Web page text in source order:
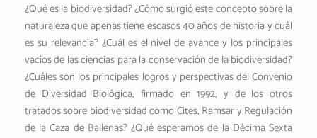
¿Qué es la biodiversidad? ¿Cómo surgió este concepto sobre la
naturaleza que apenas tiene escasos 40 años de historia y cuál
es su relevancia? ¿Cuál es el nivel de avance y los principales
vacíos de las ciencias para la conservación de la biodiversidad?
¿Cuáles son los principales logros y perspectivas del Convenio
de Diversidad Biológica, firmado en 1992, y de los otros
tratados sobre biodiversidad como Cites, Ramsar y Regulación
de la Caza de Ballenas? ¿Qué esperamos de la Décima Sexta